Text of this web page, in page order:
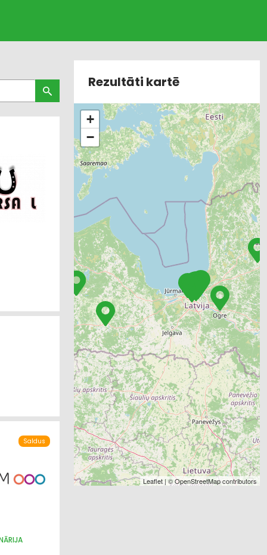
Saldus
Rezultāti kartē
+
−
Leaflet | ©OpenStreetMapcontributors